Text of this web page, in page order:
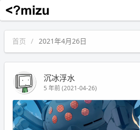
沉冰浮水
首页 2021年4月26日
沉冰浮水
5 年前 (2021-04-26)